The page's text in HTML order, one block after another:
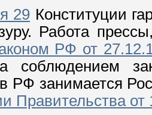
29 Конституции
Работа
РФ от
соблюдением
РФ занимается
Правительства от